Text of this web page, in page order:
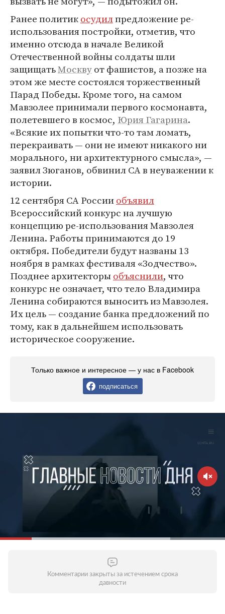
Ранее политикосудилпредложение ре-
использования постройки, отметив, что
именно отсюда в начале Великой
Отечественной войны солдаты шли
защищатьМосквуот фашистов, а позже на
этом же месте состоялся торжественный
Парад Победы. Кроме того, на самом
Мавзолее принимали первого космонавта,
полетевшего в космос, Юрия Гагарина.
«Всякие их попытки что-то там ломать,
перекраивать — они не имеют никакого ни
морального, ни архитектурного смысла», —
заявил Зюганов, обвинил СА в неуважении к
истории.
12 сентября СА Россииобъявил
Всероссийский конкурс на лучшую
концепцию ре-использования Мавзолея
Ленина. Работы принимаются до 19
октября. Победители будут названы 13
ноября в рамках фестиваля «Зодчество».
Позднее архитекторыобъяснили, что
конкурс не означает, что тело Владимира
Ленина собираются выносить из Мавзолея.
Их цель — создание банка предложений по
тому, как в дальнейшем использовать
историческое сооружение.
Только важное и интересное — у нас в Facebook
подписаться
Комментарии закрыты за истечением срока
давности